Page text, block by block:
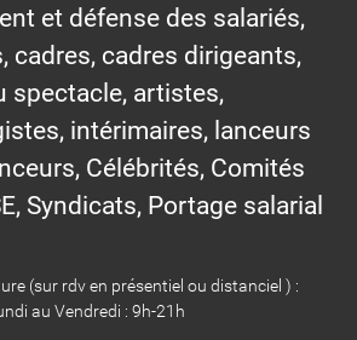
et défense des salariés,
cadres, cadres dirigeants,
spectacle, artistes,
intérimaires, lanceurs
Célébrités, Comités
Syndicats, Portage salarial
(sur rdv en présentiel ou distanciel ) :
au Vendredi : 9h-21h